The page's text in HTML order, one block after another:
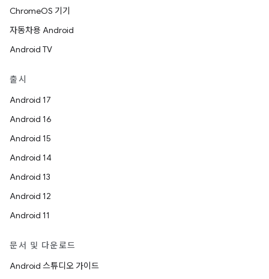
ChromeOS 기기
자동차용 Android
Android TV
출시
Android 17
Android 16
Android 15
Android 14
Android 13
Android 12
Android 11
문서 및 다운로드
Android 스튜디오 가이드